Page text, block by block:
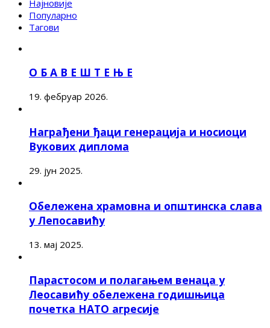
Најновије
Популарно
Тагови
О Б А В Е Ш Т Е Њ Е
19. фебруар 2026.
Награђени ђаци генерација и носиоци
Вукових диплома
29. јун 2025.
Обележена храмовна и општинска слава
у Лепосавићу
13. мај 2025.
Парастосом и полагањем венаца у
Леосавићу обележена годишњица
почетка НАТО агресије